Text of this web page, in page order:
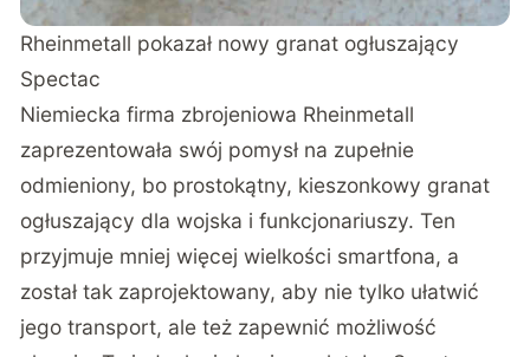
Rheinmetall pokazał nowy granat ogłuszający
Spectac
Niemiecka firma zbrojeniowa Rheinmetall
zaprezentowała swój pomysł na zupełnie
odmieniony, bo prostokątny, kieszonkowy granat
ogłuszający dla wojska i funkcjonariuszy. Ten
przyjmuje mniej więcej wielkości smartfona, a
został tak zaprojektowany, aby nie tylko ułatwić
jego transport, ale też zapewnić możliwość